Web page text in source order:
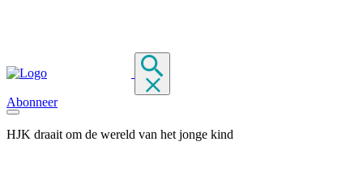
Abonneer
HJK draait om de wereld van het jonge kind